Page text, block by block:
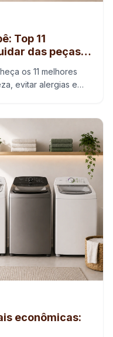
Top 11
das peças
os 11 melhores
evitar alergias e
econômicas: